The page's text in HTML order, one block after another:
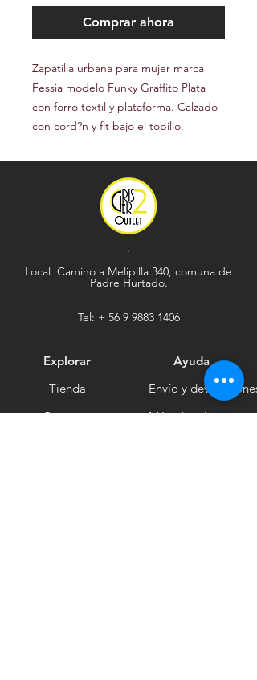
Comprar ahora
Zapatilla urbana para mujer marca
Fessia modelo Funky Graffito Plata
con forro textil y plataforma. Calzado
con cord?n y fit bajo el tobillo.
.
Local Camino a Melipilla 340, comuna de
Padre Hurtado.
Tel: + 56 9 9883 1406
Explorar
Tienda
Contacto
Ayuda
Envío y devoluciones
Métodos de pago